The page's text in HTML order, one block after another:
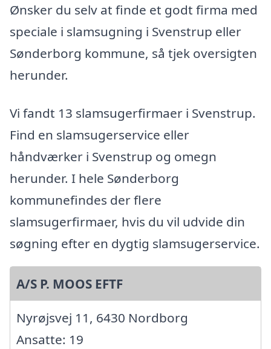
Ønsker du selv at finde et godt firma med
speciale i slamsugning i Svenstrup eller
Sønderborg kommune, så tjek oversigten
herunder.
Vi fandt 13 slamsugerfirmaer i Svenstrup.
Find en slamsugerservice eller
håndværker i Svenstrup og omegn
herunder. I hele Sønderborg
kommunefindes der flere
slamsugerfirmaer, hvis du vil udvide din
søgning efter en dygtig slamsugerservice.
A/S P. MOOS EFTF
Nyrøjsvej 11, 6430 Nordborg
Ansatte: 19